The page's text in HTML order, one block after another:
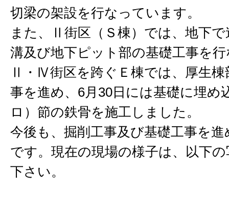
切梁の架設を行なっています。
また、Ⅱ街区（Ｓ棟）では、地下
溝及び地下ピット部の基礎工事を
Ⅱ・Ⅳ街区を跨ぐＥ棟では、厚生棟
事を進め、6月30日には基礎に埋め
ロ）節の鉄骨を施工しました。
今後も、掘削工事及び基礎工事を
です。現在の現場の様子は、以下
下さい。